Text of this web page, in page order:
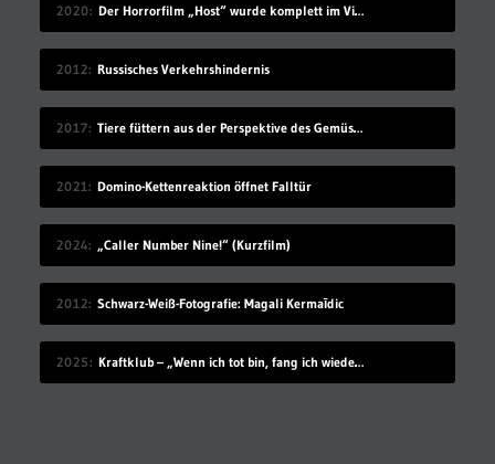
2020 Der Horrorfilm „Host“ wurde komplett im Videochat-Tool Zoom gedreht
2012 Russisches Verkehrshindernis
2017 Tiere füttern aus der Perspektive des Gemüses
2021 Domino-Kettenreaktion öffnet Falltür
2024 „Caller Number Nine!“ (Kurzfilm)
2012 Schwarz-Weiß-Fotografie: Magali Kermaīdic
2025 Kraftklub – „Wenn ich tot bin, fang ich wieder an“